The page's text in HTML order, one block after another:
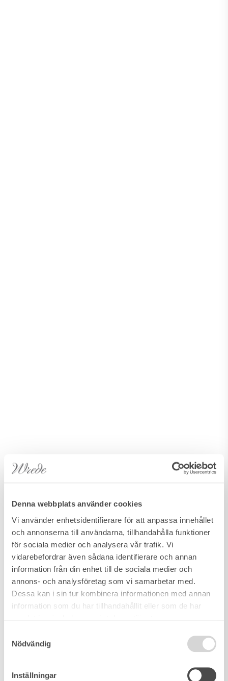
Denna webbplats använder cookies
Vi använder enhetsidentifierare för att anpassa innehållet
och annonserna till användarna, tillhandahålla funktioner
för sociala medier och analysera vår trafik. Vi
vidarebefordrar även sådana identifierare och annan
information från din enhet till de sociala medier och
annons- och analysföretag som vi samarbetar med.
Dessa kan i sin tur kombinera informationen med annan
information som du har tillhandahållit eller som de har
Nödvändig
Inställningar